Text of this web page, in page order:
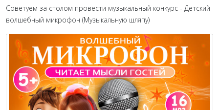
Советуем за столом провести музыкальный конкурс - Детский
волшебный микрофон (Музыкальную шляпу)